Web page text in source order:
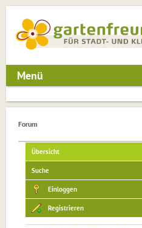
Menü
Forum
Übersicht
Suche
Einloggen
Registrieren